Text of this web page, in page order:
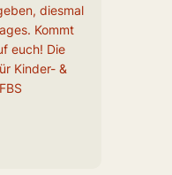
diesmal
Kommt
euch! Die
Kinder- &